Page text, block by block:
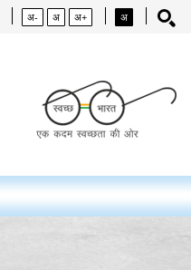
अ- अ अ+ अ